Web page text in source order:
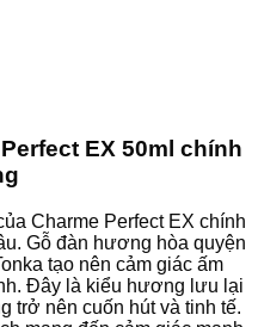
EX 50ml chính
Charme Perfect EX chính
Gỗ đàn hương hòa quyện
tạo nên cảm giác ấm
Đây là kiểu hương lưu lại
trở nên cuốn hút và tinh tế.